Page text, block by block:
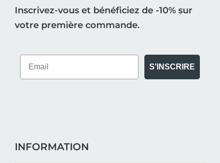
Inscrivez-vous et bénéficiez de -10% sur
votre première commande.
S'INSCRIRE
INFORMATION